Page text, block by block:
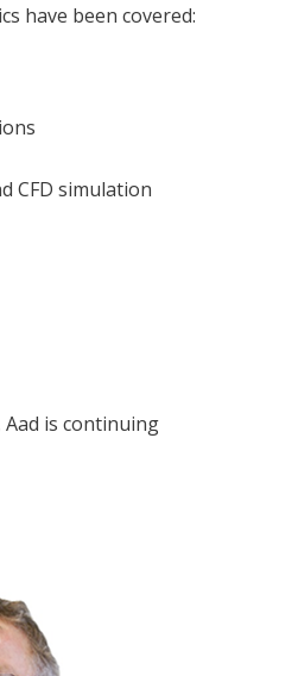
have been covered:
CFD simulation
is continuing